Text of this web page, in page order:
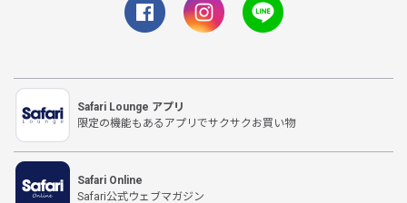
Safari Lounge アプリ
限定の機能もあるアプリでサクサクお買い物
Safari Online
Safari公式ウェブマガジン